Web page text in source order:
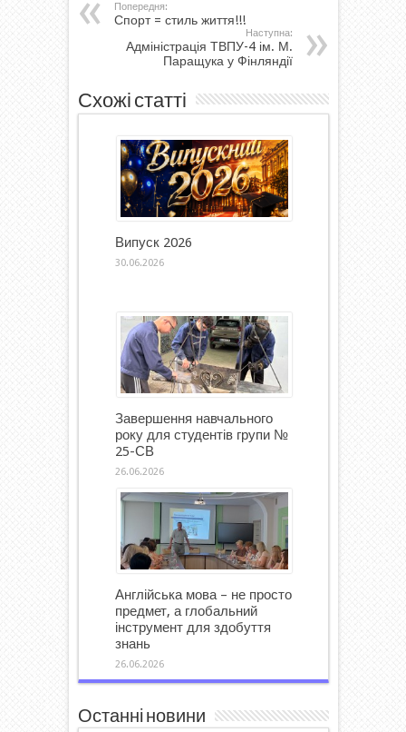
Попередня:
Спорт = стиль життя!!!
Наступна:
Адміністрація ТВПУ-4 ім. М.
Паращука у Фінляндії
Схожі статті
Випуск 2026
30.06.2026
Завершення навчального
року для студентів групи №
25-СВ
26.06.2026
Англійська мова – не просто
предмет, а глобальний
інструмент для здобуття
знань
26.06.2026
Останні новини